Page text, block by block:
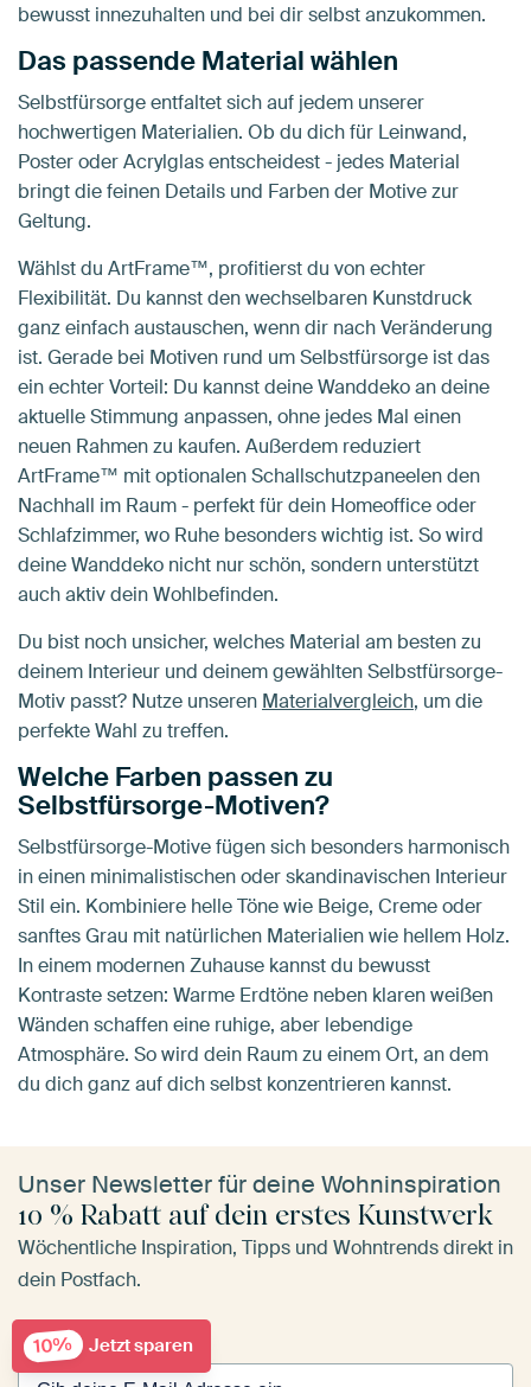
bewusst innezuhalten und bei dir selbst anzukommen.
Das passende Material wählen
Selbstfürsorge entfaltet sich auf jedem unserer
hochwertigen Materialien. Ob du dich für Leinwand,
Poster oder Acrylglas entscheidest - jedes Material
bringt die feinen Details und Farben der Motive zur
Geltung.
Wählst du ArtFrame™, profitierst du von echter
Flexibilität. Du kannst den wechselbaren Kunstdruck
ganz einfach austauschen, wenn dir nach Veränderung
ist. Gerade bei Motiven rund um Selbstfürsorge ist das
ein echter Vorteil: Du kannst deine Wanddeko an deine
aktuelle Stimmung anpassen, ohne jedes Mal einen
neuen Rahmen zu kaufen. Außerdem reduziert
ArtFrame™ mit optionalen Schallschutzpaneelen den
Nachhall im Raum - perfekt für dein Homeoffice oder
Schlafzimmer, wo Ruhe besonders wichtig ist. So wird
deine Wanddeko nicht nur schön, sondern unterstützt
auch aktiv dein Wohlbefinden.
Du bist noch unsicher, welches Material am besten zu
deinem Interieur und deinem gewählten Selbstfürsorge-
Motiv passt? Nutze unseren Materialvergleich, um die
perfekte Wahl zu treffen.
Welche Farben passen zu
Selbstfürsorge-Motiven?
Selbstfürsorge-Motive fügen sich besonders harmonisch
in einen minimalistischen oder skandinavischen Interieur
Stil ein. Kombiniere helle Töne wie Beige, Creme oder
sanftes Grau mit natürlichen Materialien wie hellem Holz.
In einem modernen Zuhause kannst du bewusst
Kontraste setzen: Warme Erdtöne neben klaren weißen
Wänden schaffen eine ruhige, aber lebendige
Atmosphäre. So wird dein Raum zu einem Ort, an dem
du dich ganz auf dich selbst konzentrieren kannst.
Unser Newsletter für deine Wohninspiration
10 % Rabatt auf dein erstes Kunstwerk
Wöchentliche Inspiration, Tipps und Wohntrends direkt in
dein Postfach.
E-Mail Adresse*
10% Jetzt sparen